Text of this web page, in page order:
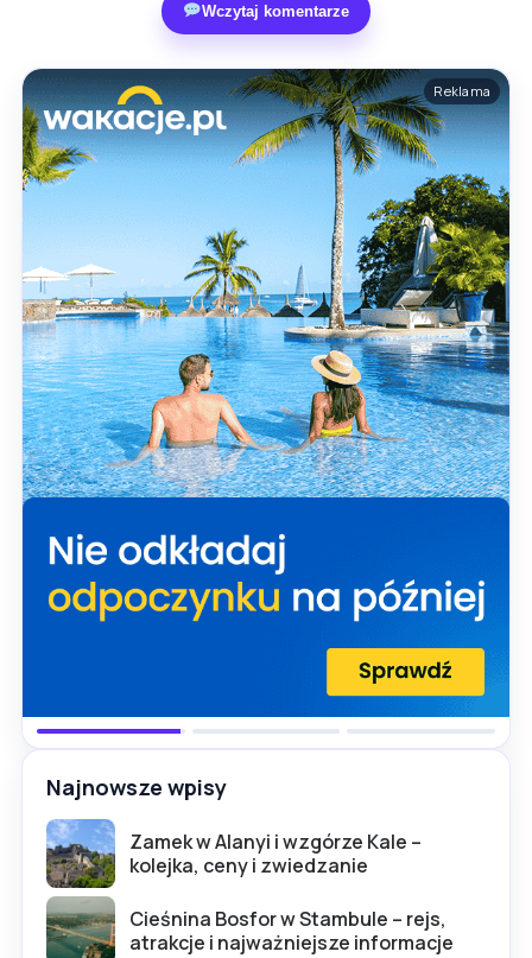
Wczytaj komentarze
Reklama
Najnowsze wpisy
Zamek w Alanyi i wzgórze Kale –
kolejka, ceny i zwiedzanie
Cieśnina Bosfor w Stambule – rejs,
atrakcje i najważniejsze informacje